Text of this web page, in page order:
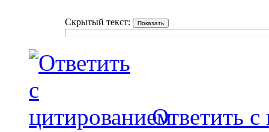
Скрытый текст:
Ответить с